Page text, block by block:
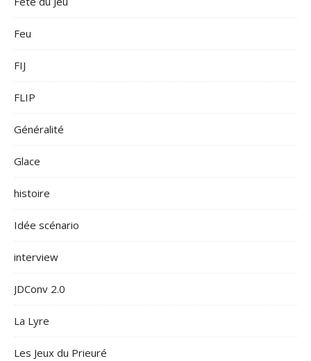
Feu
FIJ
FLIP
Généralité
Glace
histoire
Idée scénario
interview
JDConv 2.0
La Lyre
Les Jeux du Prieuré